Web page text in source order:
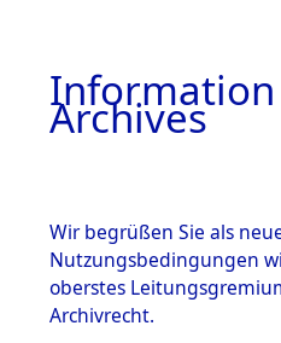
Information
Archives
Wir begrüßen Sie als
Nutzungsbedingungen
oberstes
Archivrecht.